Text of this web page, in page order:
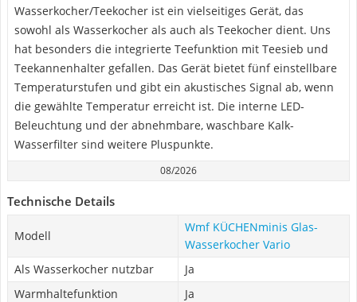
Wasserkocher/Teekocher ist ein vielseitiges Gerät, das
sowohl als Wasserkocher als auch als Teekocher dient. Uns
hat besonders die integrierte Teefunktion mit Teesieb und
Teekannenhalter gefallen. Das Gerät bietet fünf einstellbare
Temperaturstufen und gibt ein akustisches Signal ab, wenn
die gewählte Temperatur erreicht ist. Die interne LED-
Beleuchtung und der abnehmbare, waschbare Kalk-
Wasserfilter sind weitere Pluspunkte.
08/2026
Technische Details
Modell
Wmf KÜCHENminis Glas-
Wasserkocher Vario
Als Wasserkocher nutzbar
Ja
Warmhaltefunktion
Ja